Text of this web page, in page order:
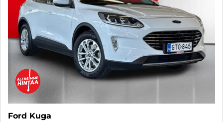
Ford Kuga